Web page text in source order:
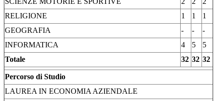
RELIGIONE
1 1
1
GEOGRAFIA
- -
-
INFORMATICA
4 5
5
Totale
32 32 32
Percorso di Studio
LAUREA IN ECONOMIA AZIENDALE